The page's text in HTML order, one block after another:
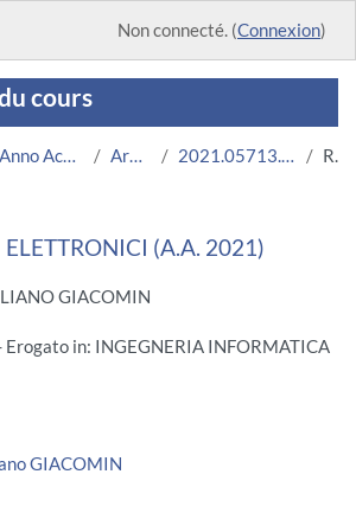
Non connecté. (Connexion)
cours
Anno Accademico 2021/2022 Area Ingegneria 2021.05713.2011.99.703012.N0_5224 Résumé
(A.A. 2021)
GIACOMIN
Erogato in: INGEGNERIA INFORMATICA
GIACOMIN